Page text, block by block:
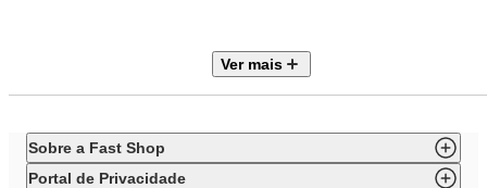
outras tarefas enquanto o forno trabalha. Com aviso sonoro, o aparelho
desliga automaticamente ao término do preparo.
MAIS PRATICIDADE: A regulagem de altura da grelha oferece
versatilidade para um cozimento ideal.
Ver mais
Sobre a Fast Shop
Portal de Privacidade